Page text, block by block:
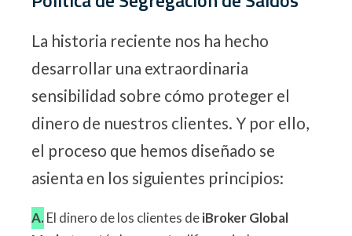
La historia reciente nos ha hecho
desarrollar una extraordinaria
sensibilidad sobre cómo proteger el
dinero de nuestros clientes. Y por ello,
el proceso que hemos diseñado se
asienta en los siguientes principios:
A. El dinero de los clientes deiBroker Global